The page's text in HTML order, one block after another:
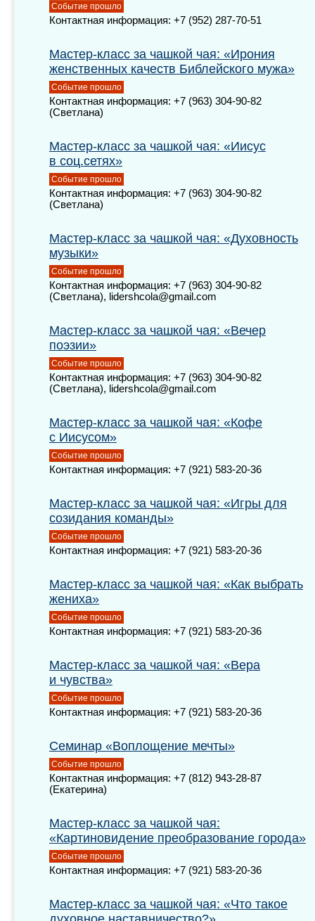
Событие прошло
Контактная информация: +7 (952) 287-70-51
Мастер-класс за чашкой чая: «Ирония
женственных качеств Библейского мужа»
Событие прошло
Контактная информация: +7 (963) 304-90-82
(Светлана)
Мастер-класс за чашкой чая: «Иисус
в соц.сетях»
Событие прошло
Контактная информация: +7 (963) 304-90-82
(Светлана)
Мастер-класс за чашкой чая: «Духовность
музыки»
Событие прошло
Контактная информация: +7 (963) 304-90-82
(Светлана), lidershcola@gmail.com
Мастер-класс за чашкой чая: «Вечер
поэзии»
Событие прошло
Контактная информация: +7 (963) 304-90-82
(Светлана), lidershcola@gmail.com
Мастер-класс за чашкой чая: «Кофе
с Иисусом»
Событие прошло
Контактная информация: +7 (921) 583-20-36
Мастер-класс за чашкой чая: «Игры для
созидания команды»
Событие прошло
Контактная информация: +7 (921) 583-20-36
Мастер-класс за чашкой чая: «Как выбрать
жениха»
Событие прошло
Контактная информация: +7 (921) 583-20-36
Мастер-класс за чашкой чая: «Вера
и чувства»
Событие прошло
Контактная информация: +7 (921) 583-20-36
Семинар «Воплощение мечты»
Событие прошло
Контактная информация: +7 (812) 943-28-87
(Екатерина)
Мастер-класс за чашкой чая:
«Картиновидение преобразование города»
Событие прошло
Контактная информация: +7 (921) 583-20-36
Мастер-класс за чашкой чая: «Что такое